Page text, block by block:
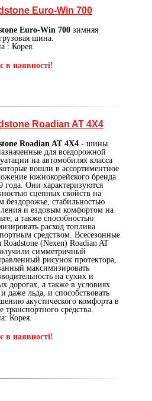
Euro-Win 700
Euro-Win 700 зимняя
шина.
: Корея.
в наявності!
Roadian AT 4X4
Roadian AT 4X4 - шины
для вседорожной
на автомобилях класса
вошли в ассортиментное
южнокорейского бренда
года. Они характеризуются
сцепных свойств на
бездорожье, стабильностью
и ездовым комфортом на
а также способностью
расход топлива
средством. Всесезонные
(Nexen) Roadian AT
симметричный
рисунок протектора,
максимизировать
на сухих и
дорогах, а также в условиях
и даже льда, и способствовать
акустического комфорта в
транспортного средства.
Корея.
в наявності!